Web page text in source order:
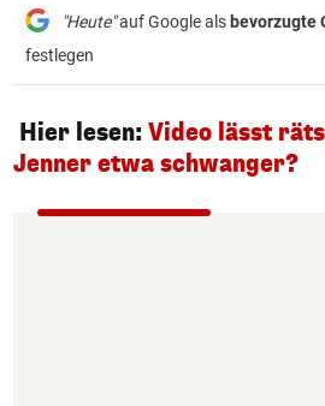
"Heute"auf Google als bevorzugte
festlegen
Hier lesen: Video lässt
Jenner etwa schwanger?